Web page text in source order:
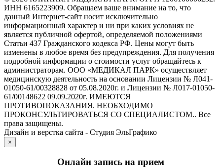
ИНН 6165223909. Обращаем ваше внимание на то, что
данный Интернет-сайт носит исключительно
информационный характер и ни при каких условиях не
является публичной офертой, определяемой положениями
Статьи 437 Гражданского кодекса РФ. Цены могут быть
изменены в любое время без предупреждения. Для получения
подробной информации о стоимости услуг обращайтесь к
администраторам. ООО «МЕДИКАЛ ПАРК» осуществляет
медицинскую деятельность на основании Лицензии № Л041-
01050-61/00328828 от 05.08.2020г. и Лицензии № Л017-01050-
61/00148622 09.09.2020г. ИМЕЮТСЯ
ПРОТИВОПОКАЗАНИЯ. НЕОБХОДИМО
ПРОКОНСУЛЬТИРОВАТЬСЯ СО СПЕЦИАЛИСТОМ.. Все
права защищены.
Дизайн и верстка сайта - Студия ЭльГрафико
×
Онлайн запись на прием